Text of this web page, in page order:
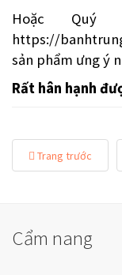
Hoặc Quý
https://
sản phẩm ưng ý
Rất hân hạnh
Trang trước
Cẩm nang